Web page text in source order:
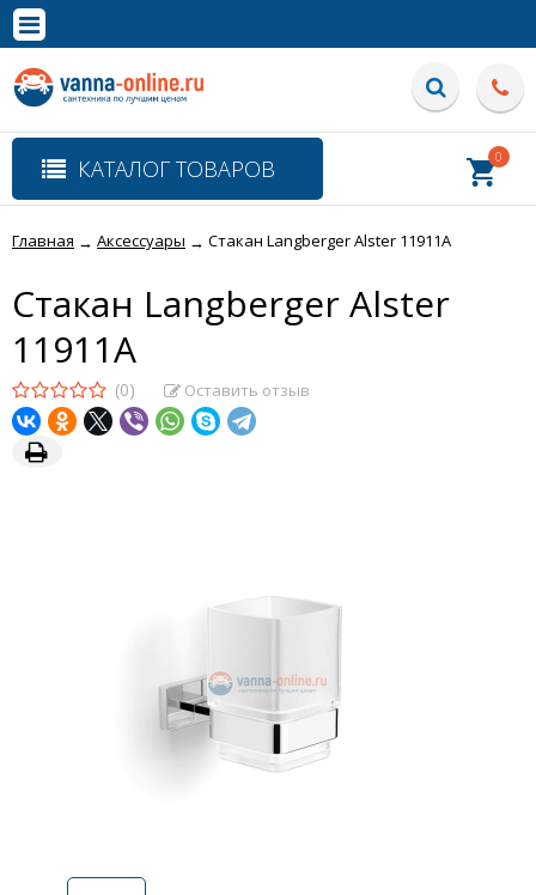
Полная версия сайта
КАТАЛОГ ТОВАРОВ 0
Главная → Аксессуары → Стакан Langberger Alster 11911A
Стакан Langberger Alster
11911A
(0) Оставить отзыв